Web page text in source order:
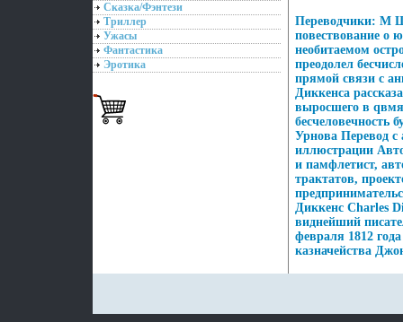
Сказка/Фэнтези
Триллер
Ужасы
Фантастика
Эротика
Переводчики: М
повествование о
необитаемом
преодолел
прямой связи с
Диккенса
выросшего в
бесчеловечность
Урнова Перевод
иллюстрации
и памфлетист,
трактатов,
Диккенс Charles
виднейший
февраля 1812
казначейства